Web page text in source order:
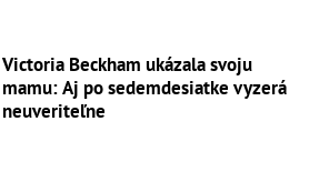
Victoria Beckham ukázala svoju
mamu: Aj po sedemdesiatke vyzerá
neuveriteľne